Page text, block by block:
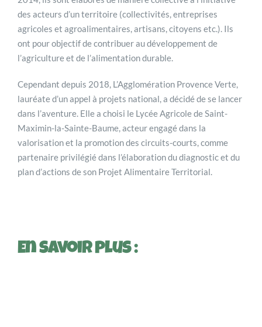
des acteurs d’un territoire (collectivités, entreprises
agricoles et agroalimentaires, artisans, citoyens etc.). Ils
ont pour objectif de contribuer au développement de
l’agriculture et de l’alimentation durable.
Cependant depuis 2018, L’Agglomération Provence Verte,
lauréate d’un appel à projets national, a décidé de se lancer
dans l’aventure. Elle a choisi le Lycée Agricole de Saint-
Maximin-la-Sainte-Baume, acteur engagé dans la
valorisation et la promotion des circuits-courts, comme
partenaire privilégié dans l’élaboration du diagnostic et du
plan d’actions de son Projet Alimentaire Territorial.
En savoir plus :